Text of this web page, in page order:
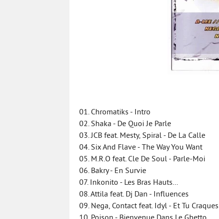
01. Chromatiks - Intro
02. Shaka - De Quoi Je Parle
03. JCB feat. Mesty, Spiral - De La Calle
04. Six And Flave - The Way You Want
05. M.R.O feat. Cle De Soul - Parle-Moi
06. Bakry - En Survie
07. Inkonito - Les Bras Hauts...
08. Attila feat. Dj Dan - Influences
09. Nega, Contact feat. Idyl - Et Tu